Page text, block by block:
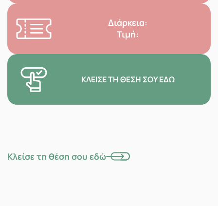
Διάρκεια:
Τιμή:
ΚΛΕΊΣΕ ΤΗ ΘΈΣΗ ΣΟΥ ΕΔΏ
Κλείσε τη θέση σου εδώ